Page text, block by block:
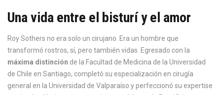
Una vida entre el bisturí y el amor
Roy Sothers no era solo un cirujano. Era un hombre que
transformó rostros, sí, pero también vidas. Egresado con la
máxima distinción de la Facultad de Medicina de la Universidad
de Chile en Santiago, completó su especialización en cirugía
general en la Universidad de Valparaíso y perfeccionó su expertise